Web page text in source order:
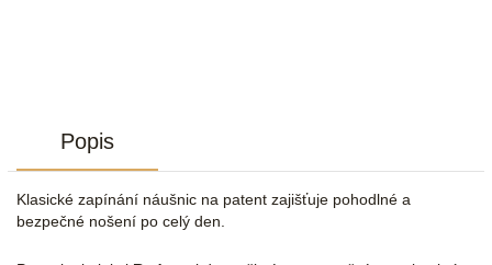
Popis
Klasické zapínání náušnic na patent zajišťuje pohodlné a
bezpečné nošení po celý den.